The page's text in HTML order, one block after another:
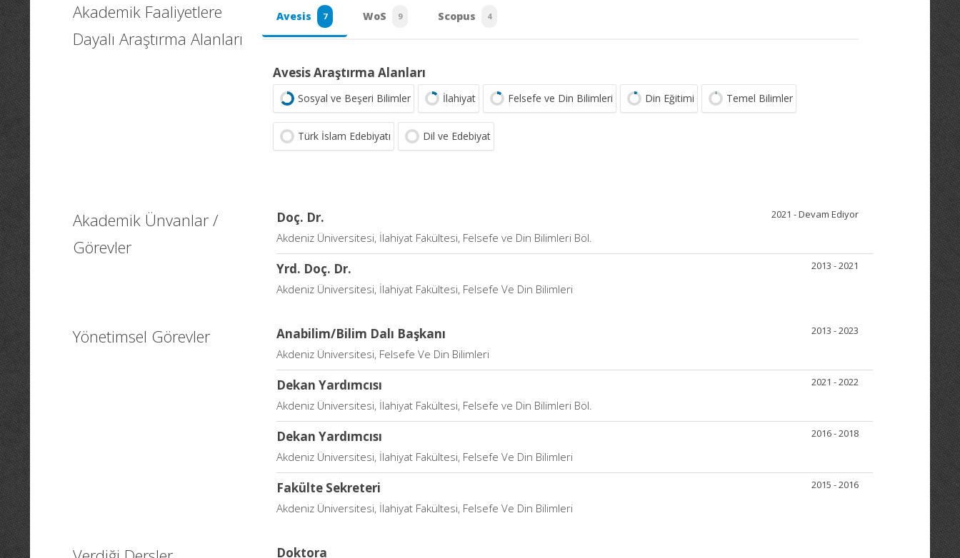
Akademik Faaliyetlere
Dayalı Araştırma Alanları
Avesis 7 WoS 9 Scopus 4
Avesis Araştırma Alanları
Sosyal ve Beşeri Bilimler İlahiyat Felsefe ve Din Bilimleri Din Eğitimi Temel Bilimler
Türk İslam Edebiyatı Dil ve Edebiyat
Akademik Ünvanlar /
Görevler
2021 - Devam Ediyor
Doç. Dr.
Akdeniz Üniversitesi, İlahiyat Fakültesi, Felsefe ve Din Bilimleri Böl.
2013 - 2021
Yrd. Doç. Dr.
Akdeniz Üniversitesi, İlahiyat Fakültesi, Felsefe Ve Din Bilimleri
Yönetimsel Görevler 2013 - 2023
Anabilim/Bilim Dalı Başkanı
Akdeniz Üniversitesi, Felsefe Ve Din Bilimleri
2021 - 2022
Dekan Yardımcısı
Akdeniz Üniversitesi, İlahiyat Fakültesi, Felsefe ve Din Bilimleri Böl.
2016 - 2018
Dekan Yardımcısı
Akdeniz Üniversitesi, İlahiyat Fakültesi, Felsefe Ve Din Bilimleri
2015 - 2016
Fakülte Sekreteri
Akdeniz Üniversitesi, İlahiyat Fakültesi, Felsefe Ve Din Bilimleri
Doktora